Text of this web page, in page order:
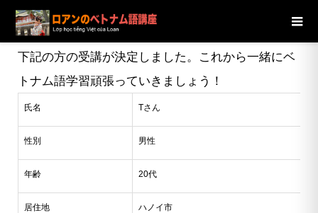
ブログ
しました
下記の方の受講が決定しました。これから一緒にベ
トナム語学習頑張っていきましょう！
氏名 Tさん
性別 男性
年齢 20代
居住地 ハノイ市